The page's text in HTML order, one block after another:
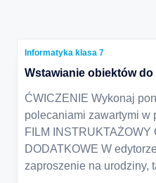
Informatyka klasa 7
Wstawianie obiektów
ĆWICZENIE Wykonaj
polecaniami zawartymi w
FILM INSTRUKTAŻOWY
DODATKOWE W
zaproszenie na urodziny,